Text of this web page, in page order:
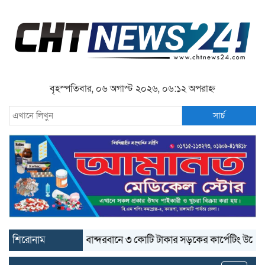
বৃহস্পতিবার, ০৬ অগাস্ট ২০২৬, ০৬:১২ অপরাহ্ন
সার্চ
শিরোনাম বান্দরবানে ৩ কোটি টাকার সড়কের কার্পেটিং উঠে যাচ্ছে